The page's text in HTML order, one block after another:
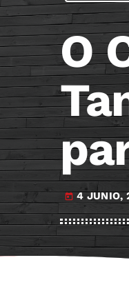
O
today 4 JUNIO,